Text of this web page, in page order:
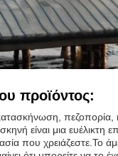
προϊόντος:
κατασκήνωση,
είναι μια ευέλικτη
που χρειάζεστε.Το